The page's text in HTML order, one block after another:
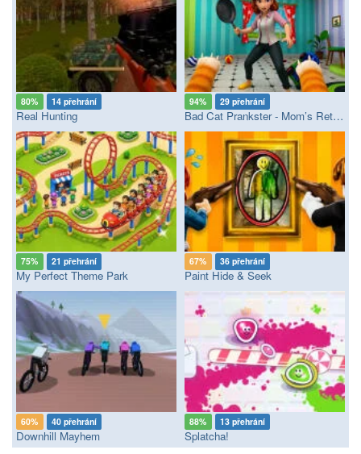
80% 14 přehrání
Real Hunting
94% 29 přehrání
Bad Cat Prankster - Mom’s Return
75% 21 přehrání
My Perfect Theme Park
67% 36 přehrání
Paint Hide & Seek
60% 40 přehrání
Downhill Mayhem
88% 13 přehrání
Splatcha!